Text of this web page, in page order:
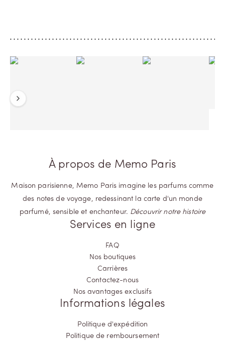
Précédent
Suivant
À propos de Memo Paris
Maison parisienne, Memo Paris imagine les parfums comme
des notes de voyage, redessinant la carte d'un monde
parfumé, sensible et enchanteur. Découvrir notre histoire
Services en ligne
FAQ
Nos boutiques
Carrières
Contactez-nous
Nos avantages exclusifs
Informations légales
Politique d'expédition
Politique de remboursement